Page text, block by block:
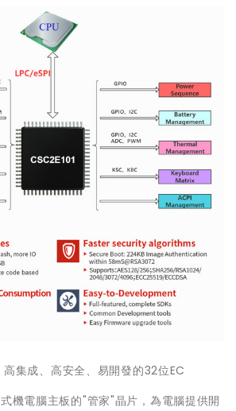
高集成、高安全、易開發的32位EC
機電腦主板的"管家"晶片，為電腦提供開